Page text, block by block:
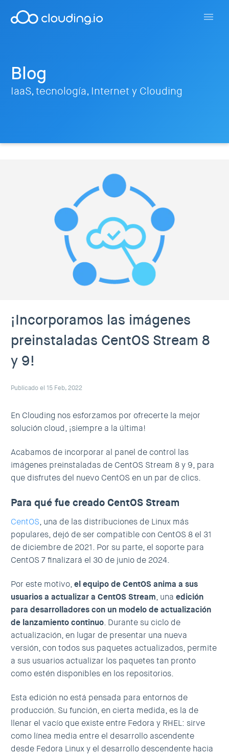
Blog
IaaS, tecnología, Internet y Clouding
¡Incorporamos las imágenes
preinstaladas CentOS Stream 8
y 9!
Publicado el 15 Feb, 2022
En Clouding nos esforzamos por ofrecerte la mejor
solución cloud, ¡siempre a la última!
Acabamos de incorporar al panel de control las
imágenes preinstaladas de CentOS Stream 8 y 9, para
que disfrutes del nuevo CentOS en un par de clics.
Para qué fue creado CentOS Stream
CentOS, una de las distribuciones de Linux más
populares, dejó de ser compatible con CentOS 8 el 31
de diciembre de 2021. Por su parte, el soporte para
CentOS 7 finalizará el 30 de junio de 2024.
Por este motivo,el equipo de CentOS anima a sus
usuarios a actualizar a CentOS Stream, una edición
para desarrolladores con un modelo de actualización
de lanzamiento continuo. Durante su ciclo de
actualización, en lugar de presentar una nueva
versión, con todos sus paquetes actualizados, permite
a sus usuarios actualizar los paquetes tan pronto
como estén disponibles en los repositorios.
Esta edición no está pensada para entornos de
producción. Su función, en cierta medida, es la de
llenar el vacío que existe entre Fedora y RHEL: sirve
como línea media entre el desarrollo ascendente
desde Fedora Linux y el desarrollo descendente hacia